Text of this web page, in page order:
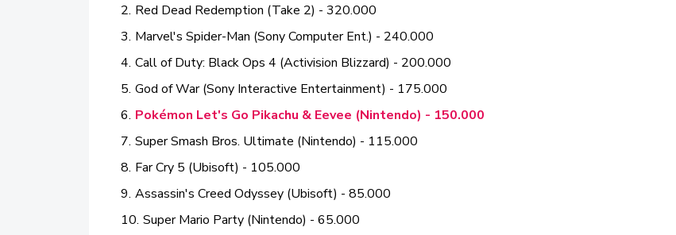
Red Dead Redemption (Take 2) - 320.000
Marvel's Spider-Man (Sony Computer Ent.) - 240.000
Call of Duty: Black Ops 4 (Activision Blizzard) - 200.000
God of War (Sony Interactive Entertainment) - 175.000
Pokémon Let's Go Pikachu & Eevee (Nintendo) - 150.000
Super Smash Bros. Ultimate (Nintendo) - 115.000
Far Cry 5 (Ubisoft) - 105.000
Assassin's Creed Odyssey (Ubisoft) - 85.000
Super Mario Party (Nintendo) - 65.000